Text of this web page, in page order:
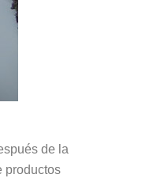
de la
productos